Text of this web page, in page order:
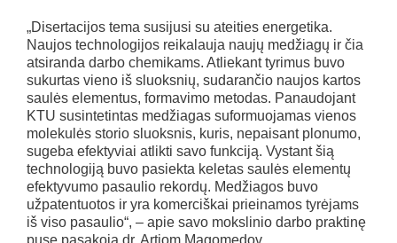
„Disertacijos tema susijusi su ateities energetika.
Naujos technologijos reikalauja naujų medžiagų ir čia
atsiranda darbo chemikams. Atliekant tyrimus buvo
sukurtas vieno iš sluoksnių, sudarančio naujos kartos
saulės elementus, formavimo metodas. Panaudojant
KTU susintetintas medžiagas suformuojamas vienos
molekulės storio sluoksnis, kuris, nepaisant plonumo,
sugeba efektyviai atlikti savo funkciją. Vystant šią
technologiją buvo pasiekta keletas saulės elementų
efektyvumo pasaulio rekordų. Medžiagos buvo
užpatentuotos ir yra komerciškai prieinamos tyrėjams
iš viso pasaulio“, – apie savo mokslinio darbo praktinę
pusę pasakoja dr. Artiom Magomedov.